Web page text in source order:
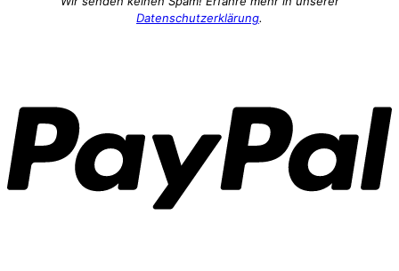
Datenschutzerklärung.